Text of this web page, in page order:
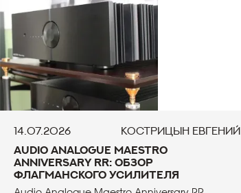
14.07.2026
Кострицын Евгений
Audio Analogue Maestro
Anniversary RR: обзор
флагманского усилителя